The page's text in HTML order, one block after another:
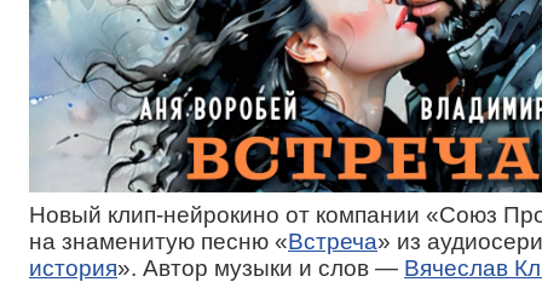
Новый клип-нейрокино от компании «Союз
на знаменитую песню «Встреча» из
история». Автор музыки и слов — Вячеслав